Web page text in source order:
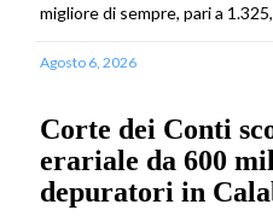
migliore di sempre, pari a
Agosto 6, 2026
Corte dei Conti
erariale da 600
depuratori in